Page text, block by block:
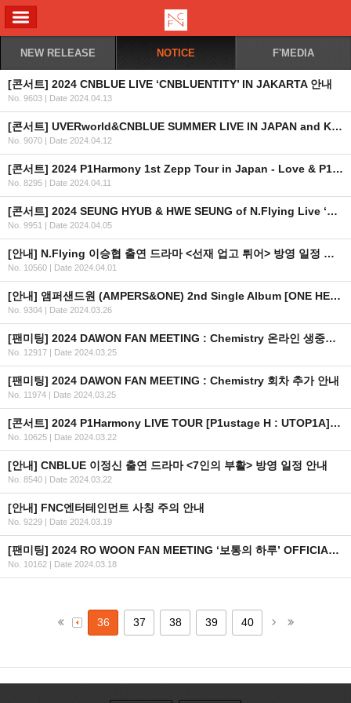
NEW RELEASE NOTICE F'MEDIA
[콘서트] 2024 CNBLUE LIVE ‘CNBLUENTITY’ IN JAKARTA 안내
No. 9603 | Date 2024.04.13
[콘서트] UVERworld&CNBLUE SUMMER LIVE IN JAPAN and KOREA ‘UNLIMITED CHALLENGE’ 개최 안내
No. 9070 | Date 2024.04.12
[콘서트] 2024 P1Harmony 1st Zepp Tour in Japan - Love & P1ece - 안내
No. 8295 | Date 2024.04.11
[콘서트] 2024 SEUNG HYUB & HWE SEUNG of N.Flying Live ‘WE’RE HERE’ IN MACAU 개최 안내 (수정)
No. 9951 | Date 2024.04.05
[안내] N.Flying 이승협 출연 드라마 <선재 업고 튀어> 방영 일정 안내
No. 10560 | Date 2024.04.01
[안내] 앰퍼샌드원 (AMPERS&ONE) 2nd Single Album [ONE HEARTED] 공개
No. 9304 | Date 2024.03.26
[팬미팅] 2024 DAWON FAN MEETING : Chemistry 온라인 생중계 안내
No. 12917 | Date 2024.03.25
[팬미팅] 2024 DAWON FAN MEETING : Chemistry 회차 추가 안내
No. 11974 | Date 2024.03.25
[콘서트] 2024 P1Harmony LIVE TOUR [P1ustage H : UTOP1A] IN SEOUL 안내
No. 10625 | Date 2024.03.22
[안내] CNBLUE 이정신 출연 드라마 <7인의 부활> 방영 일정 안내
No. 8540 | Date 2024.03.22
[안내] FNC엔터테인먼트 사칭 주의 안내
No. 9229 | Date 2024.03.19
[팬미팅] 2024 RO WOON FAN MEETING ‘보통의 하루’ OFFICIAL MD 현장 판매 안내
No. 10162 | Date 2024.03.18
36 37 38 39 40